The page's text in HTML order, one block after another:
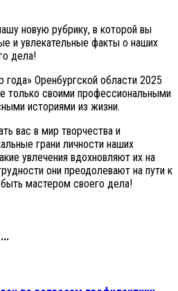
новую рубрику, в которой вы
и увлекательные факты о наших
дела!
года» Оренбургской области 2025
только своими профессиональными
историями из жизни.
вас в мир творчества и
грани личности наших
увлечения вдохновляют их на
они преодолевают на пути к
быть мастером своего дела!